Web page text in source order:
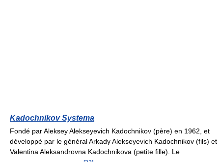
Kadochnikov Systema
Fondé par Aleksey Alekseyevich Kadochnikov (père) en 1962, et
développé par le général Arkady Alekseyevich Kadochnikov (fils) et
Valentina Aleksandrovna Kadochnikova (petite fille). Le